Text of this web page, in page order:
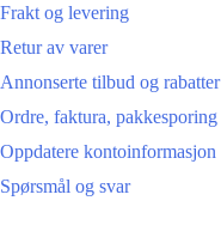
Frakt og levering
Retur av varer
Annonserte tilbud og rabatter
Ordre, faktura, pakkesporing
Oppdatere kontoinformasjon
Spørsmål og svar